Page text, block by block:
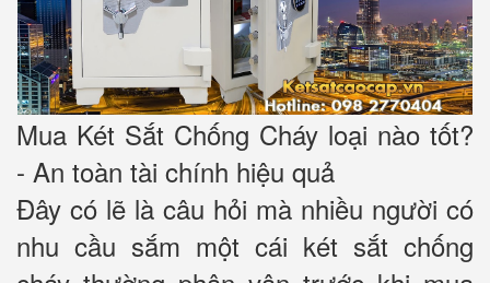
Mua Két Sắt Chống Cháy loại nào tốt?
- An toàn tài chính hiệu quả
Đây có lẽ là câu hỏi mà nhiều người có
nhu cầu sắm một cái két sắt chống